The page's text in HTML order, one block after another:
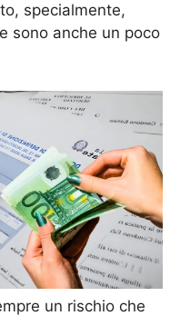
specialmente,
sono anche un poco
un rischio che